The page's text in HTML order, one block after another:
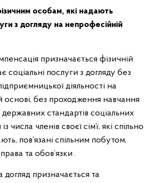
особам, які надають
з догляду на непрофесійній
призначається фізичній
соціальні послуги з догляду без
діяльності на
основі, без проходження навчання
стандартів соціальних
числа членів своєї сім’ї, які спільно
пов’язані спільним побутом,
та обов’язки .
догляд призначається та